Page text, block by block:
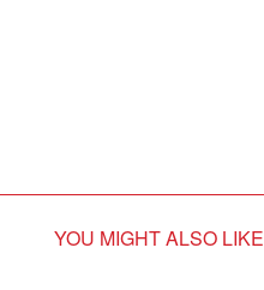
YOU MIGHT ALSO LIKE